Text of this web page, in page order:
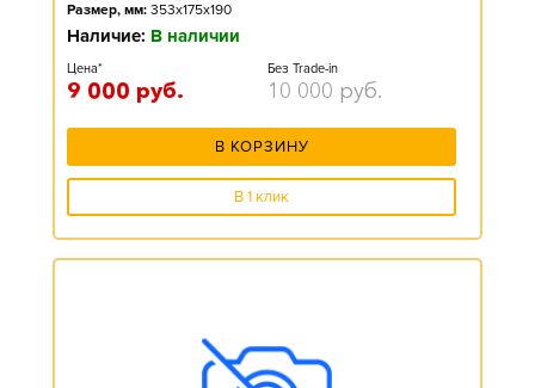
Размер, мм: 353x175x190
Наличие: В наличии
Цена*
9 000 руб.
Без Trade-in
10 000 руб.
В КОРЗИНУ
В 1 клик